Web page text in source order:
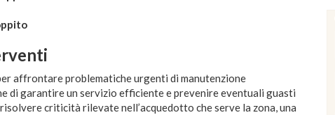
affrontare problematiche urgenti di manutenzione
di garantire un servizio efficiente e prevenire eventuali guasti
criticità rilevate nell’acquedotto che serve la zona, una